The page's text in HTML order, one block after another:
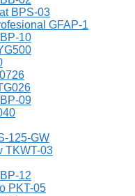
BPS-03
GFAP-1
10
09
125-GW
TKWT-03
12
PKT-05